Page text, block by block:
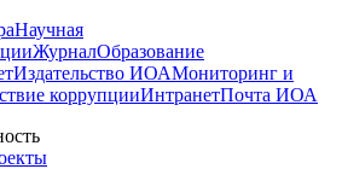
Научная
ЖурналОбразование
Издательство ИОАМониторинг и
коррупцииИнтранетПочта ИОА